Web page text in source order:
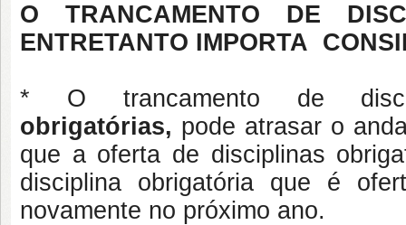
O TRANCAMENTO DE
ENTRETANTO IMPORTA
* O trancamento de
obrigatórias, pode atrasar o
que a oferta de disciplinas
disciplina obrigatória que é
novamente no próximo ano.